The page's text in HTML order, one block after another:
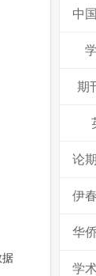
据
中
期
论
伊
华
学